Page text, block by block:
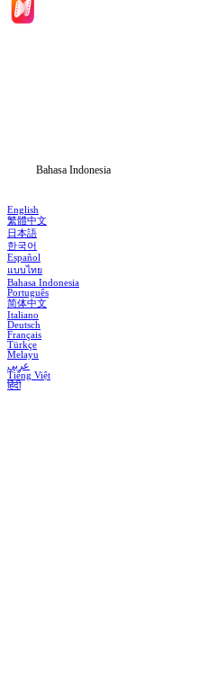
Bahasa Indonesia
English
繁體中文
日本語
한국어
Español
แบบไทย
Bahasa Indonesia
Português
简体中文
Italiano
Deutsch
Français
Türkçe
Melayu
عربي
Tiếng Việt
हिंदी